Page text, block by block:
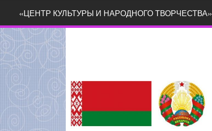
содержимому
«ЦЕНТР КУЛЬТУРЫ И НАРОДНОГО ТВОРЧЕСТВА»